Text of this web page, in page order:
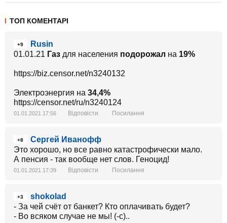
ТОП КОМЕНТАРІ
+9
Rusin
01.01.21 Газ для населения подорожал на 19%
https://biz.censor.net/n3240132
Электроэнергия на 34,4%
https://censor.net/ru/n3240124
01.01.2021 17:56 Відповісти Посилання
+8
Сергей Иванофф
Это хорошо, но все равно катастрофически мало.
А пенсия - так вообще нет слов. Геноцид!
01.01.2021 17:39 Відповісти Посилання
+3
shokolad
- За чей счёт от банкет? Кто оплачивать будет?
- Во всяком случае не мы! (-с)..